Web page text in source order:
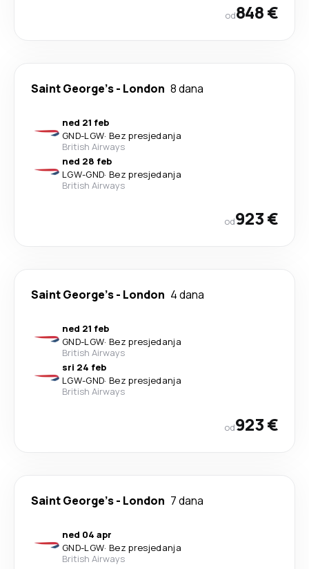
od848 €
Saint George's- London 8 dana
ned 21 feb
GND-LGW· Bez presjedanja
British Airways
ned 28 feb
LGW-GND· Bez presjedanja
British Airways
od923 €
Saint George's- London 4 dana
ned 21 feb
GND-LGW· Bez presjedanja
British Airways
sri 24 feb
LGW-GND· Bez presjedanja
British Airways
od923 €
Saint George's- London 7 dana
ned 04 apr
GND-LGW· Bez presjedanja
British Airways